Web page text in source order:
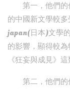
第一，他們
的中國新文學較多
japan(日本)文學
的影響，顯得較
《狂妄與成見》
第二，他們